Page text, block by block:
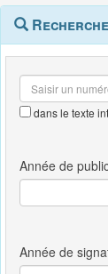
Navigation
outils
Menu
contextuel
Recherche
dans le texte